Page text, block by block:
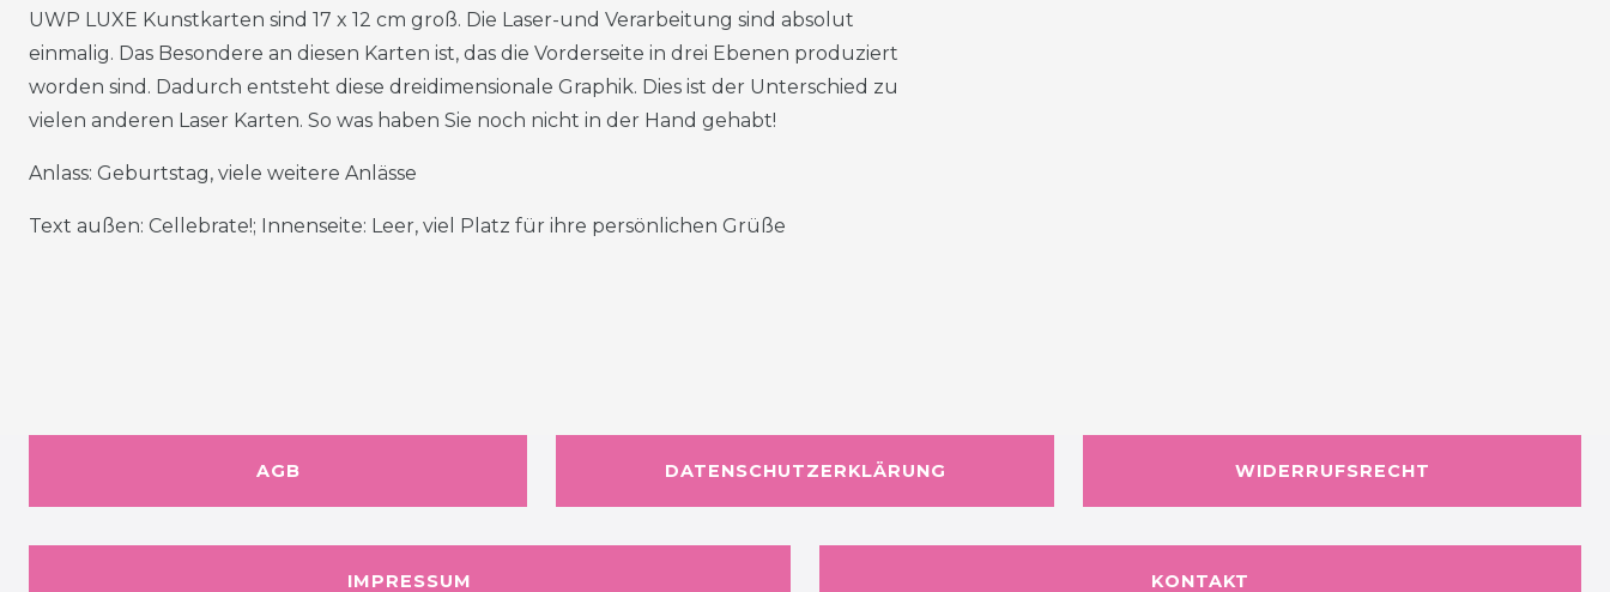
UWP LUXE Kunstkarten sind 17 x 12 cm groß. Die Laser-und Verarbeitung sind absolut
einmalig. Das Besondere an diesen Karten ist, das die Vorderseite in drei Ebenen produziert
worden sind. Dadurch entsteht diese dreidimensionale Graphik. Dies ist der Unterschied zu
vielen anderen Laser Karten. So was haben Sie noch nicht in der Hand gehabt!
Anlass: Geburtstag, viele weitere Anlässe
Text außen: Cellebrate!; Innenseite: Leer, viel Platz für ihre persönlichen Grüße
AGB DATENSCHUTZERKLÄRUNG WIDERRUFSRECHT
IMPRESSUM KONTAKT